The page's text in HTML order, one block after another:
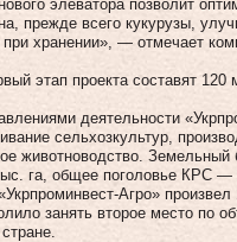
элеватора позволит
прежде всего кукурузы,
при хранении», — отмечает
этап проекта составят 120
деятельности
сельхозкультур,
животноводство. Земельный
га, общее поголовье КРС
Агро» произвел
занять второе место по